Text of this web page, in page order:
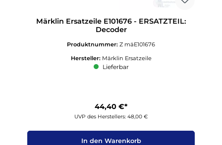
Märklin Ersatzeile E101676 - ERSATZTEIL:
Decoder
Produktnummer: Z mäE101676
Hersteller: Märklin Ersatzeile
Lieferbar
44,40 €*
UVP des Herstellers: 48,00 €
In den Warenkorb